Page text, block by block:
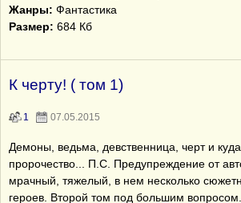
Жанры: Фантастика
Размер: 684 Кб
К черту! ( том 1)
1 07.05.2015
Демоны, ведьма, девственница, черт и
пророчество... П.С. Предупреждение от
мрачный, тяжелый, в нем несколько
героев. Второй том под большим